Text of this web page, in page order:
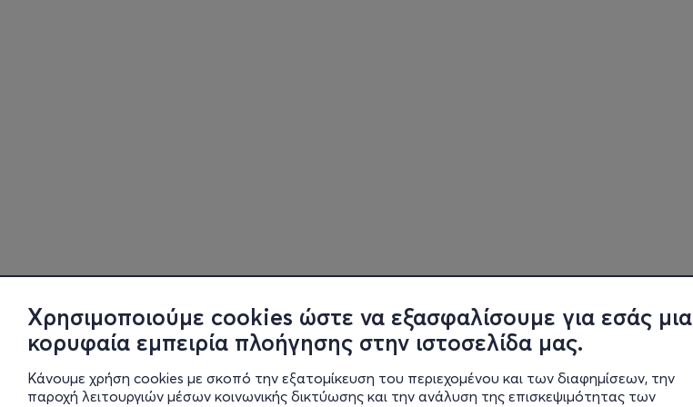
Χρησιμοποιούμε cookies ώστε να εξασφαλίσουμε για εσάς μια
κορυφαία εμπειρία πλοήγησης στην ιστοσελίδα μας.
Κάνουμε χρήση cookies με σκοπό την εξατομίκευση του περιεχομένου και των διαφημίσεων, την
παροχή λειτουργιών μέσων κοινωνικής δικτύωσης και την ανάλυση της επισκεψιμότητας των